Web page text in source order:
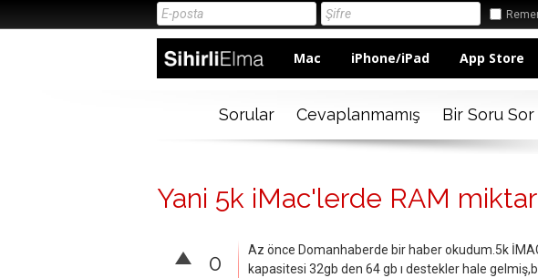
Mac iPhone/iPad App Store
Sorular Cevaplanmamış Bir Soru Sor
Yani 5k iMac'lerde RAM
0
Az önce Domanhaberde bir haber okudum.5k
kapasitesi 32gb den 64 gb ı destekler hale